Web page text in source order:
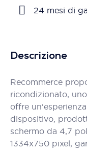
24 mesi di
Descrizione
Recommerce
ricondizionato,
offre
dispositivo,
schermo da 4,7
1334x750 pixel,